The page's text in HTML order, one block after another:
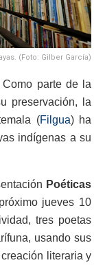
(Foto: Gilber García)
parte de la
preservación, la
(Filgua) ha
indígenas a su
Poéticas
jueves 10
tres poetas
usando sus
literaria y